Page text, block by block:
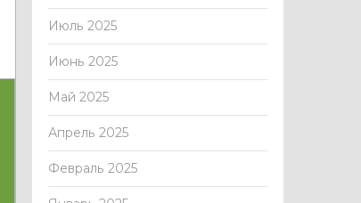
Июль 2025
Июнь 2025
Май 2025
Апрель 2025
Февраль 2025